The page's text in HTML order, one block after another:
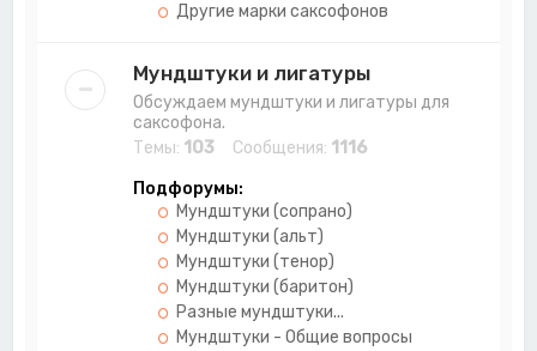
Другие марки саксофонов
Мундштуки и лигатуры
Обсуждаем мундштуки и лигатуры для
саксофона.
Темы: 103 Сообщения: 1116
Подфорумы:
Мундштуки (сопрано)
Мундштуки (альт)
Мундштуки (тенор)
Мундштуки (баритон)
Разные мундштуки...
Мундштуки - Общие вопросы